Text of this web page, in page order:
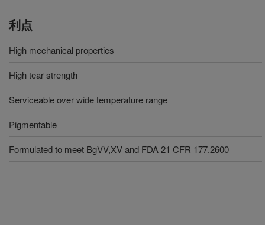
利点
High mechanical properties
High tear strength
Serviceable over wide temperature range
Pigmentable
Formulated to meet BgVV,XV and FDA 21 CFR 177.2600